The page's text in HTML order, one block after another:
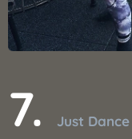
7. Just